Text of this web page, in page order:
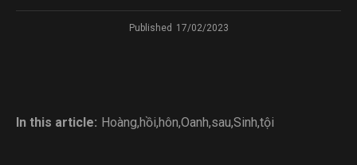
Published 17/02/2023
In this article: Hoàng,hồi,hôn,Oanh,sau,Sinh,tội